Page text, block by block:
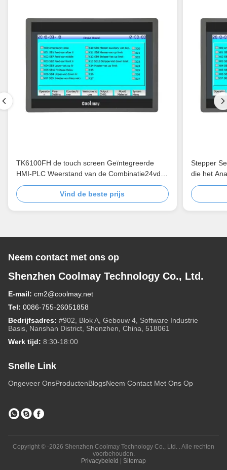
TK6100FH de touch screen Geïntegreerde
HMI-PLC Weerstand van de Combinatie24vdc
4 Draad
Vind de beste prijs
Stepper
die het
Neem contact met ons op
Shenzhen Coolmay Technology Co., Ltd.
E-mail: cm2@coolmay.net
Tel: 0086-755-26051858
Bedrijfsadres: #902, Blok A, Gebouw 4, Software Industrie
Basis, Nanshan District, Shenzhen, China, 518061
Werk tijd: 8:30-18:00
Snelle Link
Ongeveer OnsProductenBlogsNeem Contact Met Ons Op
Copyright © -2026 Shenzhen Coolmay Technology Co., Ltd. . Alle rechten
voorbehouden.
Privacybeleid
Sitemap